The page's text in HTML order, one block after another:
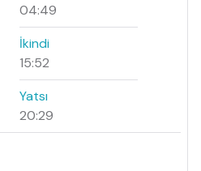
04:49
İkindi
15:52
Yatsı
20:29